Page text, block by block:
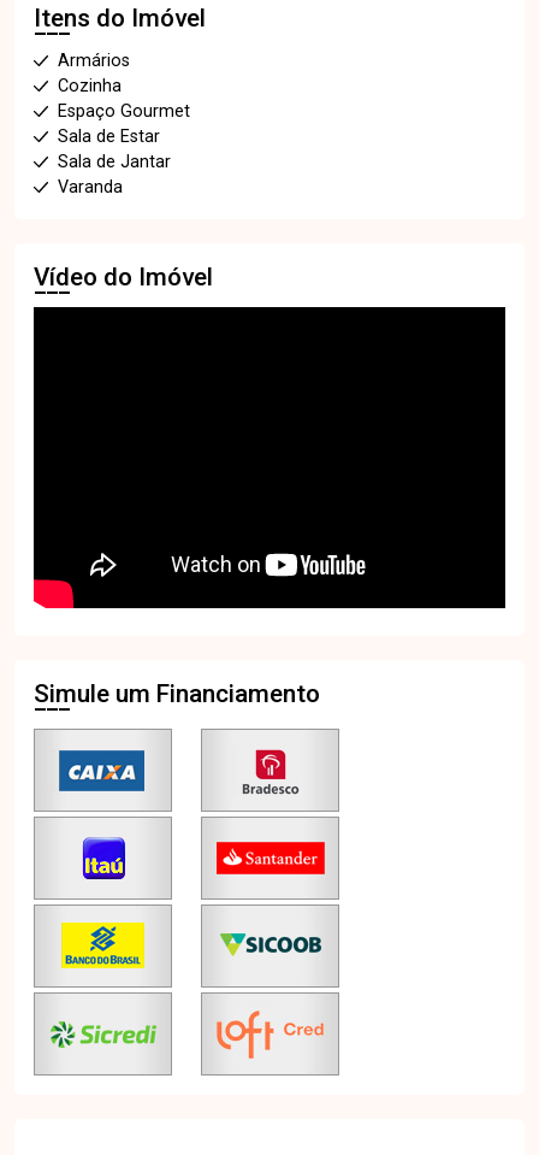
Itens do Imóvel
Armários
Cozinha
Espaço Gourmet
Sala de Estar
Sala de Jantar
Varanda
Vídeo do Imóvel
Simule um Financiamento